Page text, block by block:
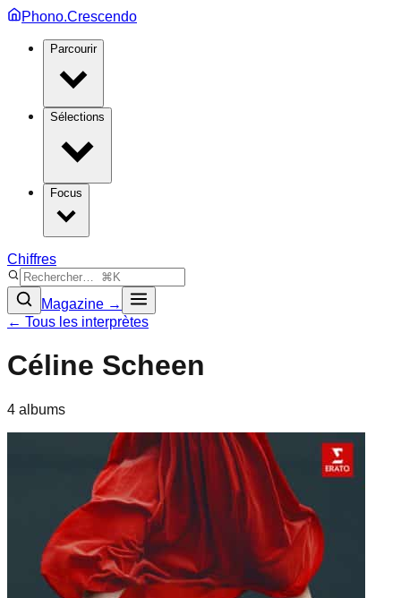
Phono.Crescendo
Parcourir
Sélections
Focus
Chiffres
Magazine →
← Tous les interprètes
Céline Scheen
4 albums